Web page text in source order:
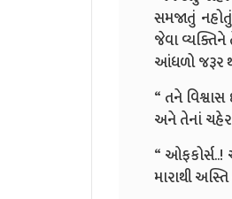
સમજાતું
જેવા વ્યક્તિને
આંધળો જરૂર
“ તને
અને તેનાં
“
મારાથી